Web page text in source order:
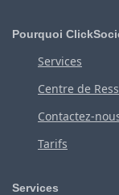
Pourquoi
Services
Centre de
Contactez-
Tarifs
Services